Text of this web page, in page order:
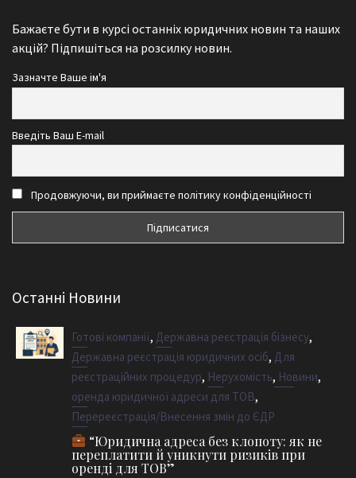
Бажаєте бути в курсі останніх юридичних новин та наших
акцій? Підпишіться на розсилку новин.
Зазначте Ваше ім'я
Введіть Ваш E-mail
Продовжуючи, ви приймаєте політику конфіденційності
Останні Новини
Готові компанії, Державна реєстрація бізнесу,
Державна реєстрація юридичних осіб, Для
реєстраційних процедур, Нерухомість, Новини,
оренда юридичної адреси для ТОВ,
Перереєстрація/Внесення змін до ЄДР
“Юридична адреса без клопоту: як не
переплатити й уникнути ризиків при
оренді для ТОВ”